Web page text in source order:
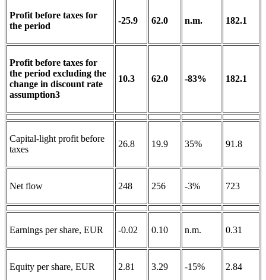
Profit before taxes for
the period
-25.9 62.0 n.m. 182.1
Profit before taxes for
the period excluding the
change in discount rate
assumption3
10.3 62.0 -83% 182.1
Capital-light profit before
taxes
26.8 19.9 35% 91.8
Net flow 248 256 -3% 723
Earnings per share, EUR -0.02 0.10 n.m. 0.31
Equity per share, EUR 2.81 3.29 -15% 2.84